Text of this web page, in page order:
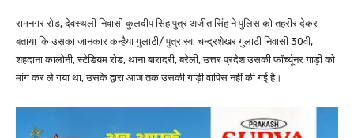
रामनगर रोड, देवस्थली निवासी कुलदीप सिंह पुत्र अजीत सिंह ने पुलिस को तहरीर देकर
बताया कि उसका जानकार कन्हैया गुलाटी/ पुत्र स्व. चन्द्रशेखर गुलाटी निवासी 30वी,
शहदाना कालोनी, स्टेडियम रोड, थाना बारादरी, बरेली, उत्तर प्रदेश उसकी फॉर्च्यूनर गाड़ी को
मांग कर ले गया था, उसके द्वारा आज तक उसकी गाड़ी वापिस नहीं की गई है।